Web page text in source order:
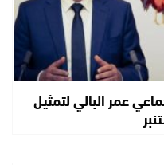
عمر البالي لتمثيل